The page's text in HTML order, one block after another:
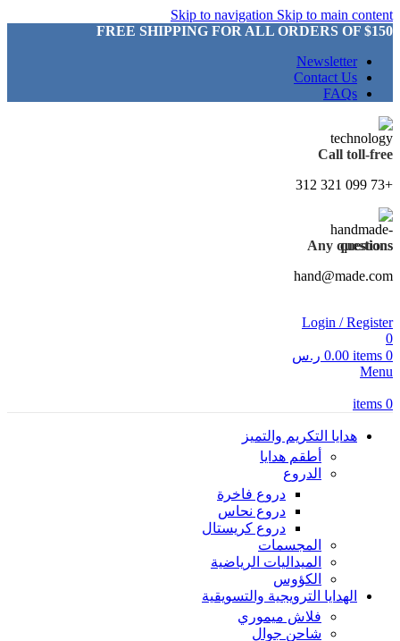
Skip to navigation Skip to main content
FREE SHIPPING FOR ALL ORDERS OF $150
Newsletter
Contact Us
FAQs
Call toll-free
+73 099 321 312
Any questions
hand@made.com
Login / Register
0
0
items
0.00 ر.س
Menu
0
items
هدايا التكريم والتميز
أطقم هدايا
الدروع
دروع فاخرة
دروع نحاس
دروع كريستال
المجسمات
الميداليات الرياضية
الكؤوس
الهدايا الترويجية والتسويقية
فلاش ميموري
شاحن جوال